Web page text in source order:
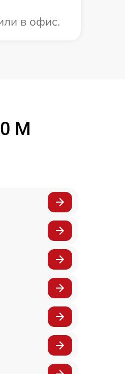
в офис.
M